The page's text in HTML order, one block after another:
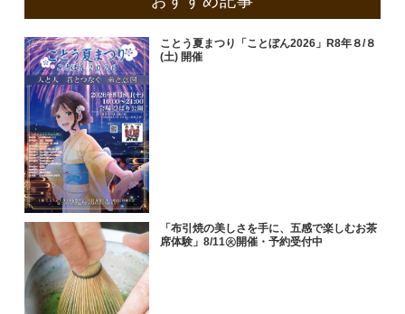
ことう夏まつり「ことぼん2026」R8年８/８
(土) 開催
「布引焼の美しさを手に、五感で楽しむお茶
席体験」8/11㊋開催・予約受付中